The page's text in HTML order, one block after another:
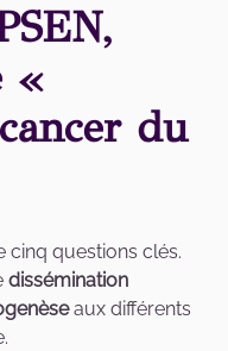
«
du
cinq questions clés.
dissémination
aux différents